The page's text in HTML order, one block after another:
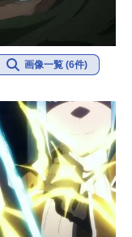
画像一覧 (6件)